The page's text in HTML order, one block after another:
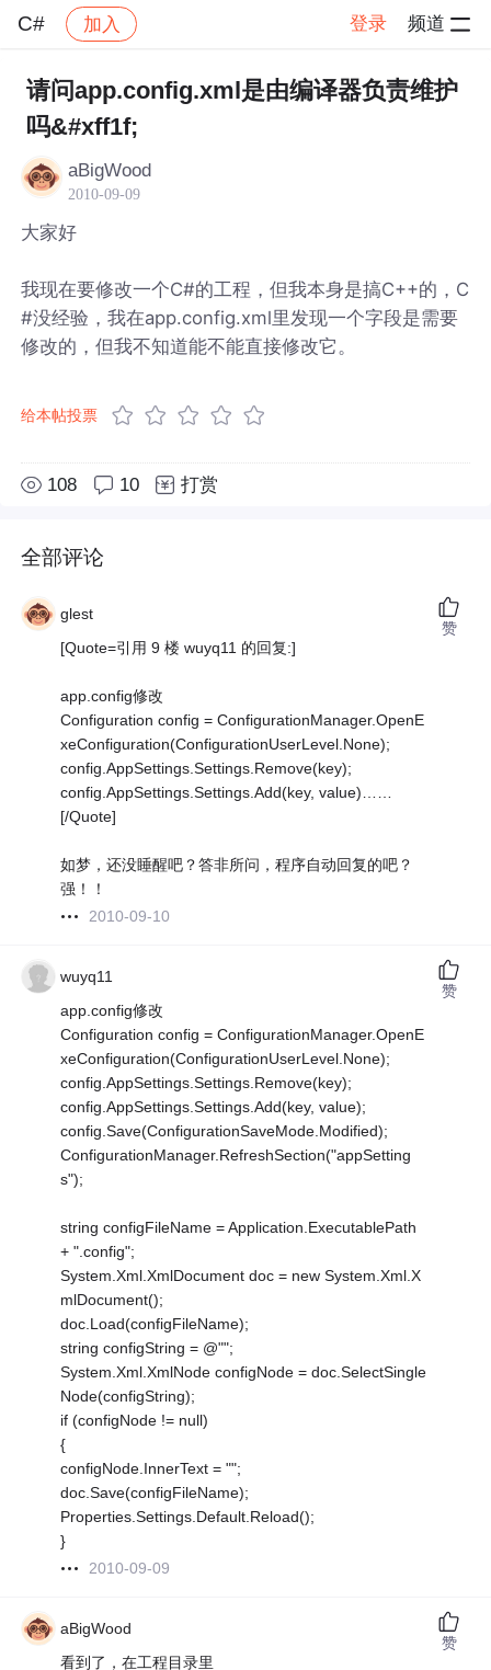
C# 加入 登录 频道
社区 帖子详情
请问app.config.xml是由编译器负责维护
吗&#xff1f;
aBigWood
2010-09-09
大家好
我现在要修改一个C#的工程，但我本身是搞C++的，C
#没经验，我在app.config.xml里发现一个字段是需要
修改的，但我不知道能不能直接修改它。
给本帖投票
108 10 打赏
全部评论
glest
[Quote=引用 9 楼 wuyq11 的回复:]
app.config修改
Configuration config = ConfigurationManager.OpenE
xeConfiguration(ConfigurationUserLevel.None);
config.AppSettings.Settings.Remove(key);
config.AppSettings.Settings.Add(key, value)……
[/Quote]
如梦，还没睡醒吧？答非所问，程序自动回复的吧？
强！！
2010-09-10
赞
wuyq11
app.config修改
Configuration config = ConfigurationManager.OpenE
xeConfiguration(ConfigurationUserLevel.None);
config.AppSettings.Settings.Remove(key);
config.AppSettings.Settings.Add(key, value);
config.Save(ConfigurationSaveMode.Modified);
ConfigurationManager.RefreshSection("appSetting
s");
string configFileName = Application.ExecutablePath
+ ".config";
System.Xml.XmlDocument doc = new System.Xml.X
mlDocument();
doc.Load(configFileName);
string configString = @"";
System.Xml.XmlNode configNode = doc.SelectSingle
Node(configString);
if (configNode != null)
{
configNode.InnerText = "";
doc.Save(configFileName);
Properties.Settings.Default.Reload();
}
2010-09-09
赞
aBigWood
看到了，在工程目录里
赞